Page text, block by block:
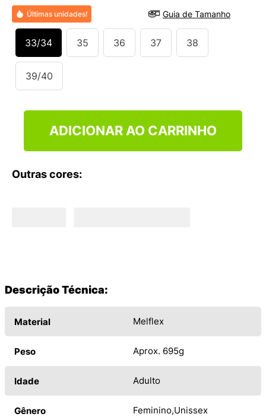
Últimas unidades! Guia de Tamanho
33/34 35 36 37 38
39/40
ADICIONAR AO CARRINHO
Outras cores:
Descrição Técnica:
Material Melflex
Peso Aprox. 695g
Idade Adulto
Gênero Feminino Unissex
9º
VEJA COUNTRY
10º NEW 530